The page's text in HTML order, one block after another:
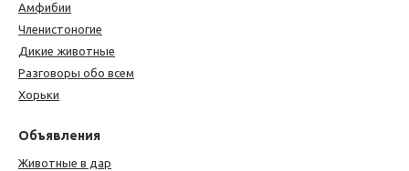
Амфибии
Членистоногие
Дикие животные
Разговоры обо всем
Хорьки
Объявления
Животные в дар